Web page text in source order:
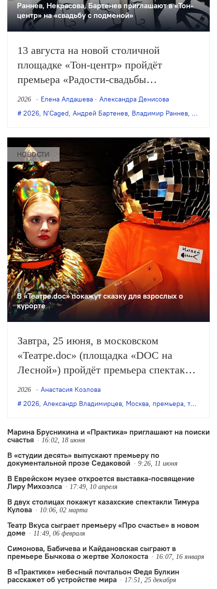
Раннев, Некрасова, Бартенев приглашают в «Тон-
центр» на «свадьбу с подменой»
13 августа на новой столичной
площадке «Тон-центр» пройдёт
премьера «Радости-свадьбы
с подменой невесты и другими
происшествиями» — «инсталляции
Бартеневым, Катей Бочавар,
Владимиром Ранневым, Евгенией
Некрасовой и ансамблем N’Caged.
2026 Елена Алдашева
Александра Денисова
2026, N'Caged, Андрей Бартенев, Владимир Раннев,
НОВОСТИ
В «Театре.doc» покажут сказку для взрослых о
курорте
Завтра, 25 июня, в московском
«Театре.doc» (площадка «DOC на
Лесной») пройдёт премьера спектакля
театра «RAT» и режиссёра Александра
Владимирцева «Мëртвая волна».
2026
Анастасия Козлова
2026, Александр Владимирцев, Москва, премьера, театр «RAT»
Марина Брусникина и «Практика» приглашают на поиски
счастья
16:02, 18 июня
В «студии десять» выпускают премьеру по
документальной прозе Седаковой
9:26, 11 июня
В Еврейском музее откроется выставка-посвящение
Лиру Михоэлса
17:49, 10 апреля
В двух столицах покажут казахские спектакли Тимура
Кулова
10:06, 02 марта
Театр Вкуса сыграет премьеру «Про счастье» в новом
доме
11:49, 06 февраля
Симонова, Бабичева и Кайдановская сыграют в
премьере Бычкова о жертве Холокоста
16:07, 16 января
В «Практике» небесный почтальон Федя Булкин
расскажет об устройстве мира
17:51, 25 декабря